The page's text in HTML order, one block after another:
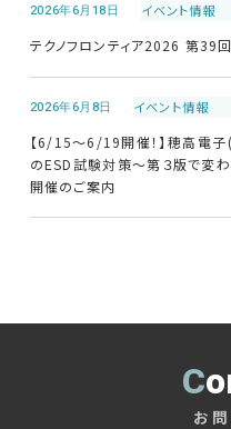
ニュース
English
2026年6月18日 イベント情報
テクノフロンティア2026 第39
2026年6月8日 イベント情報
【6/15～6/19開催！】穂高電子
のESD試験対策～第３版で変
開催のご案内
お